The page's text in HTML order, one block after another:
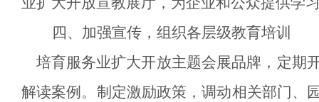
四、 加强宣传，组织各层级教育培训
培育服务业扩大开放主题会展品牌，定期
解读案例。制定激励政策，调动相关部门、